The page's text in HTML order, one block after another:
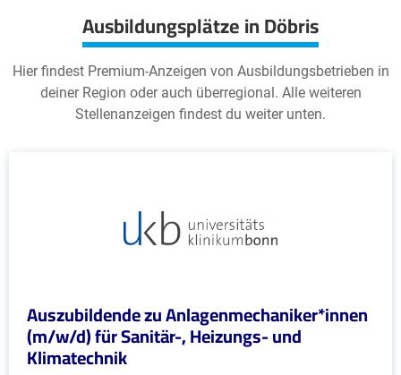
Ausbildungsplätze in Döbris
Hier findest Premium-Anzeigen von Ausbildungsbetrieben in
deiner Region oder auch überregional. Alle weiteren
Stellenanzeigen findest du weiter unten.
Auszubildende zu Anlagenmechaniker*innen
(m/w/d) für Sanitär-, Heizungs- und
Klimatechnik